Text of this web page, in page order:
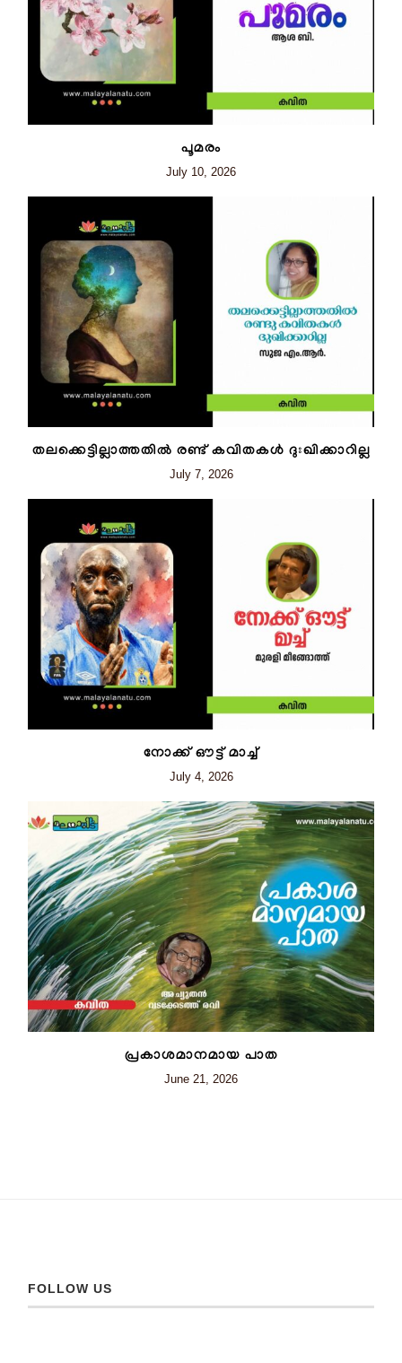
പൂമരം
July 10, 2026
തലക്കെട്ടില്ലാത്തതിൽ രണ്ട് കവിതകൾ ദുഃഖിക്കാറില്ല
July 7, 2026
നോക്ക് ഔട്ട് മാച്ച്
July 4, 2026
പ്രകാശമാനമായ പാത
June 21, 2026
FOLLOW US